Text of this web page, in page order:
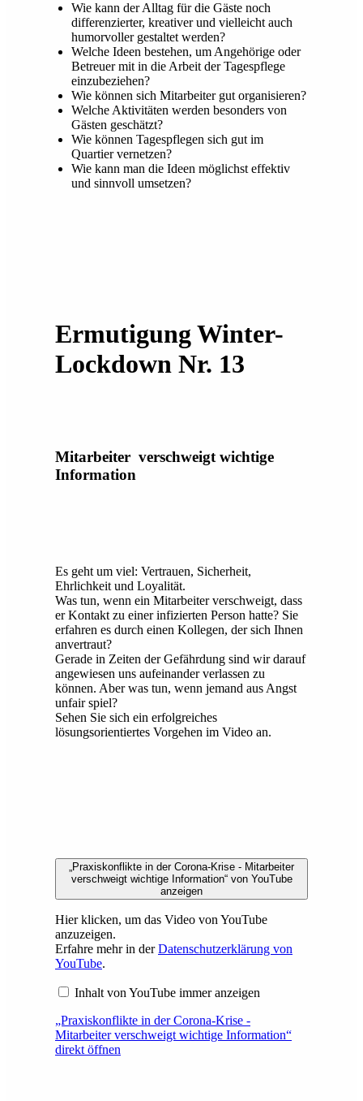
Wie kann der Alltag für die Gäste noch
differenzierter, kreativer und vielleicht auch
humorvoller gestaltet werden?
Welche Ideen bestehen, um Angehörige oder
Betreuer mit in die Arbeit der Tagespflege
einzubeziehen?
Wie können sich Mitarbeiter gut organisieren?
Welche Aktivitäten werden besonders von
Gästen geschätzt?
Wie können Tagespflegen sich gut im
Quartier vernetzen?
Wie kann man die Ideen möglichst effektiv
und sinnvoll umsetzen?
Ermutigung Winter-
Lockdown Nr. 13
Mitarbeiter verschweigt wichtige
Information
Es geht um viel: Vertrauen, Sicherheit,
Ehrlichkeit und Loyalität.
Was tun, wenn ein Mitarbeiter verschweigt, dass
er Kontakt zu einer infizierten Person hatte? Sie
erfahren es durch einen Kollegen, der sich Ihnen
anvertraut?
Gerade in Zeiten der Gefährdung sind wir darauf
angewiesen uns aufeinander verlassen zu
können. Aber was tun, wenn jemand aus Angst
unfair spiel?
Sehen Sie sich ein erfolgreiches
lösungsorientiertes Vorgehen im Video an.
„Praxiskonflikte in der Corona-Krise - Mitarbeiter
verschweigt wichtige Information“ von YouTube
anzeigen
Hier klicken, um das Video von YouTube
anzuzeigen.
Erfahre mehr in derDatenschutzerklärung von
YouTube.
Inhalt von YouTube immer anzeigen
„Praxiskonflikte in der Corona-Krise -
Mitarbeiter verschweigt wichtige Information“
direkt öffnen